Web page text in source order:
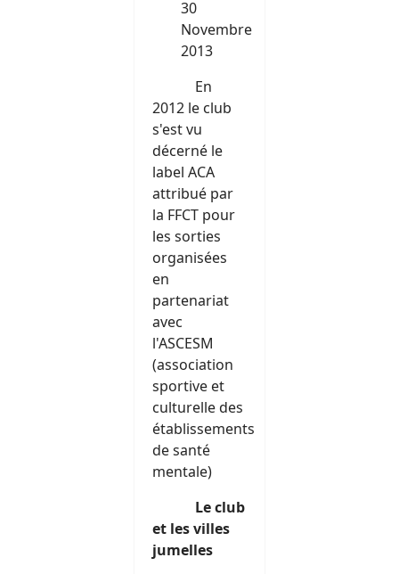
30
Novembre
2013
En
2012 le club
s'est vu
décerné le
label ACA
attribué par
la FFCT pour
les sorties
organisées
en
partenariat
avec
l'ASCESM
(association
sportive et
culturelle des
établissements
de santé
mentale)
Le club
et les villes
jumelles